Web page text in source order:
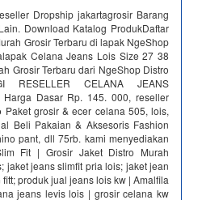
Dropship‎ jakartagrosir Barang
Download Katalog ProdukDaftar
Grosir Terbaru di lapak NgeShop‎
Celana Jeans Lois Size 27 38
Grosir Terbaru dari NgeShop Distro
CELANA JEANS
Dasar Rp. 145. 000, reseller
grosir & ecer celana 505, lois,
Beli Pakaian & Aksesoris Fashion
pant, dll 75rb. kami menyediakan
Fit | Grosir Jaket Distro Murah
jaket jeans slimfit pria lois; jaket jean
produk jual jeans lois kw | Amalfila
jeans levis lois | grosir celana kw